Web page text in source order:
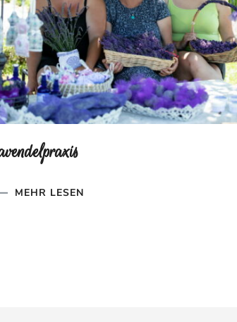
MEHR LESEN